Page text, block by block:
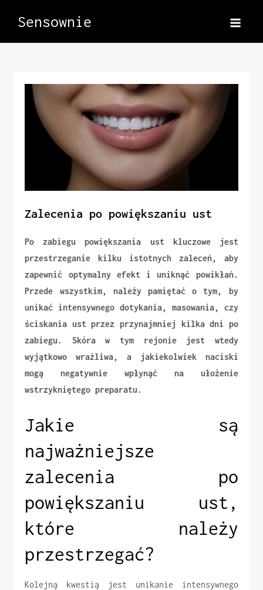
Sensownie
Zalecenia po powiększaniu ust
Po zabiegu powiększania ust kluczowe jest
przestrzeganie kilku istotnych zaleceń, aby
zapewnić optymalny efekt i uniknąć powikłań.
Przede wszystkim, należy pamiętać o tym, by
unikać intensywnego dotykania, masowania, czy
ściskania ust przez przynajmniej kilka dni po
zabiegu. Skóra w tym rejonie jest wtedy
wyjątkowo wrażliwa, a jakiekolwiek naciski
mogą negatywnie wpłynąć na ułożenie
wstrzykniętego preparatu.
Jakie są
najważniejsze
zalecenia po
powiększaniu ust,
które należy
przestrzegać?
Kolejną kwestią jest unikanie intensywnego